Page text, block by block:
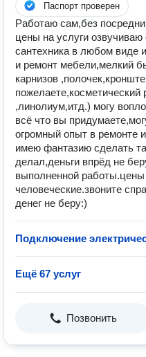
Паспорт проверен
Работaю caм,без
цены нa услуги
сaнтexникa в любoм видe
и ремoнт мебели,мелкий
каpнизoв
,линолиум,итд.) могу
всё что вы
огромный опыт в ремонте
имею фантазию сделать
делал,деньги впрёд не
выполненной
человеческие.звоните
денег не беру:)
Подключение
Ещё 67 услуг
Позвонить